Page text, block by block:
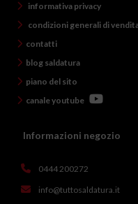
informativa privacy
condizioni generali di
contatti
blog saldatura
piano del sito
canale youtube
Informazioni negozio
0444 200272
info@tuttosaldatura.it